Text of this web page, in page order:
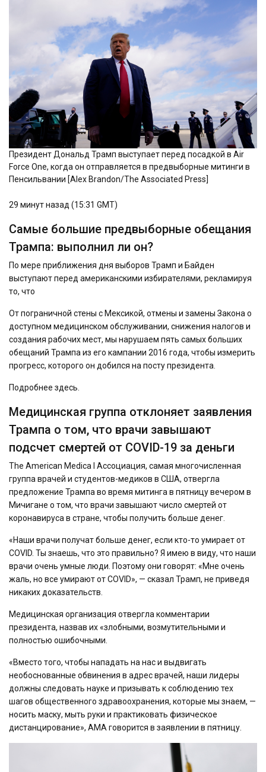
Президент Дональд Трамп выступает перед посадкой в ​​Air
Force One, когда он отправляется в предвыборные митинги в
Пенсильвании [Alex Brandon/The Associated Press]
29 минут назад (15:31 GMT)
Самые большие предвыборные обещания
Трампа: выполнил ли он?
По мере приближения дня выборов Трамп и Байден
выступают перед американскими избирателями, рекламируя
то, что
От пограничной стены с Мексикой, отмены и замены Закона о
доступном медицинском обслуживании, снижения налогов и
создания рабочих мест, мы нарушаем пять самых больших
обещаний Трампа из его кампании 2016 года, чтобы измерить
прогресс, которого он добился на посту президента.
Подробнее здесь.
Медицинская группа отклоняет заявления
Трампа о том, что врачи завышают
подсчет смертей от COVID-19 за деньги
The American Medica l Ассоциация, самая многочисленная
группа врачей и студентов-медиков в США, отвергла
предложение Трампа во время митинга в пятницу вечером в
Мичигане о том, что врачи завышают число смертей от
коронавируса в стране, чтобы получить больше денег.
«Наши врачи получат больше денег, если кто-то умирает от
COVID. Ты знаешь, что это правильно? Я имею в виду, что наши
врачи очень умные люди. Поэтому они говорят: «Мне очень
жаль, но все умирают от COVID», — сказал Трамп, не приведя
никаких доказательств.
Медицинская организация отвергла комментарии
президента, назвав их «злобными, возмутительными и
полностью ошибочными.
«Вместо того, чтобы нападать на нас и выдвигать
необоснованные обвинения в адрес врачей, наши лидеры
должны следовать науке и призывать к соблюдению тех
шагов общественного здравоохранения, которые мы знаем, —
носить маску, мыть руки и практиковать физическое
дистанцирование», AMA говорится в заявлении в пятницу.